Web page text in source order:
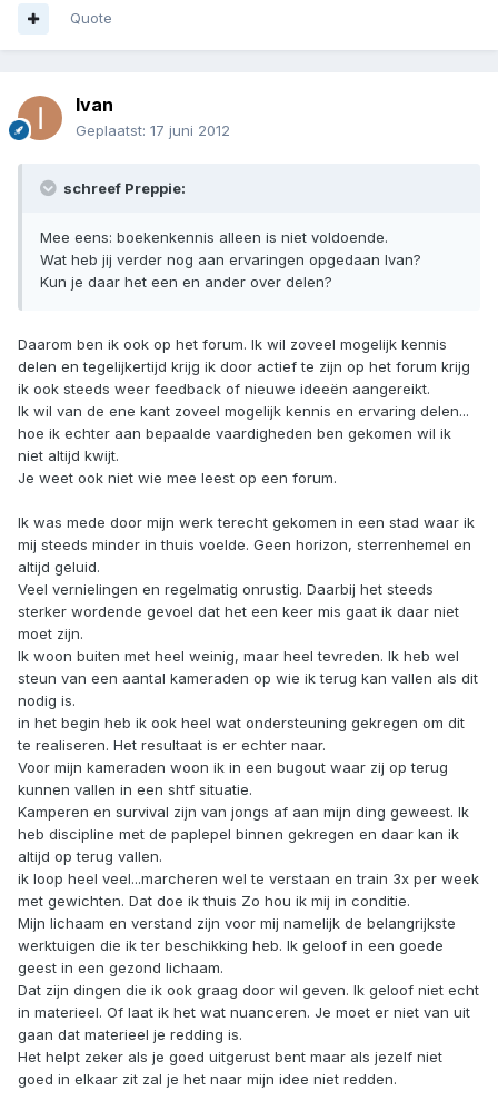
Quote
Ivan
Geplaatst: 17 juni 2012
schreef Preppie:
Mee eens: boekenkennis alleen is niet voldoende.
Wat heb jij verder nog aan ervaringen opgedaan Ivan?
Kun je daar het een en ander over delen?
Daarom ben ik ook op het forum. Ik wil zoveel mogelijk kennis
delen en tegelijkertijd krijg ik door actief te zijn op het forum krijg
ik ook steeds weer feedback of nieuwe ideeën aangereikt.
Ik wil van de ene kant zoveel mogelijk kennis en ervaring delen...
hoe ik echter aan bepaalde vaardigheden ben gekomen wil ik
niet altijd kwijt.
Je weet ook niet wie mee leest op een forum.
Ik was mede door mijn werk terecht gekomen in een stad waar ik
mij steeds minder in thuis voelde. Geen horizon, sterrenhemel en
altijd geluid.
Veel vernielingen en regelmatig onrustig. Daarbij het steeds
sterker wordende gevoel dat het een keer mis gaat ik daar niet
moet zijn.
Ik woon buiten met heel weinig, maar heel tevreden. Ik heb wel
steun van een aantal kameraden op wie ik terug kan vallen als dit
nodig is.
in het begin heb ik ook heel wat ondersteuning gekregen om dit
te realiseren. Het resultaat is er echter naar.
Voor mijn kameraden woon ik in een bugout waar zij op terug
kunnen vallen in een shtf situatie.
Kamperen en survival zijn van jongs af aan mijn ding geweest. Ik
heb discipline met de paplepel binnen gekregen en daar kan ik
altijd op terug vallen.
ik loop heel veel...marcheren wel te verstaan en train 3x per week
met gewichten. Dat doe ik thuis Zo hou ik mij in conditie.
Mijn lichaam en verstand zijn voor mij namelijk de belangrijkste
werktuigen die ik ter beschikking heb. Ik geloof in een goede
geest in een gezond lichaam.
Dat zijn dingen die ik ook graag door wil geven. Ik geloof niet echt
in materieel. Of laat ik het wat nuanceren. Je moet er niet van uit
gaan dat materieel je redding is.
Het helpt zeker als je goed uitgerust bent maar als jezelf niet
goed in elkaar zit zal je het naar mijn idee niet redden.